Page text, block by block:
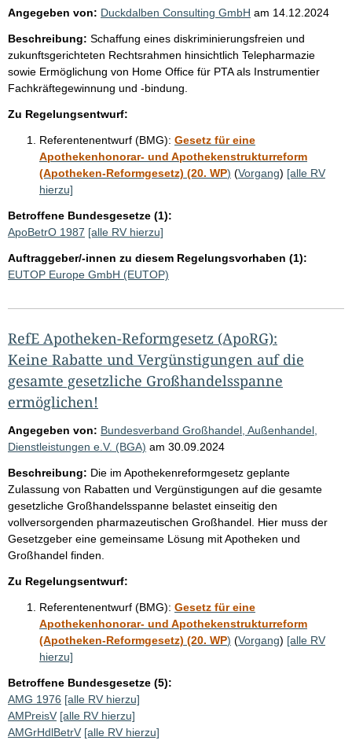
Angegeben von: Duckdalben Consulting GmbH am 14.12.2024
Beschreibung: Schaffung eines diskriminierungsfreien und
zukunftsgerichteten Rechtsrahmen hinsichtlich Telepharmazie
sowie Ermöglichung von Home Office für PTA als Instrumentier
Fachkräftegewinnung und -bindung.
Zu Regelungsentwurf:
Referentenentwurf (BMG): Gesetz für eine
Apothekenhonorar- und Apothekenstrukturreform
(Apotheken-Reformgesetz) (20. WP) (Vorgang) [alle RV
hierzu]
Betroffene Bundesgesetze (1):
ApoBetrO 1987 [alle RV hierzu]
Auftraggeber/-innen zu diesem Regelungsvorhaben (1):
EUTOP Europe GmbH (EUTOP)
RefE Apotheken-Reformgesetz (ApoRG):
Keine Rabatte und Vergünstigungen auf die
gesamte gesetzliche Großhandelsspanne
ermöglichen!
Angegeben von: Bundesverband Großhandel, Außenhandel,
Dienstleistungen e.V. (BGA) am 30.09.2024
Beschreibung: Die im Apothekenreformgesetz geplante
Zulassung von Rabatten und Vergünstigungen auf die gesamte
gesetzliche Großhandelsspanne belastet einseitig den
vollversorgenden pharmazeutischen Großhandel. Hier muss der
Gesetzgeber eine gemeinsame Lösung mit Apotheken und
Großhandel finden.
Zu Regelungsentwurf:
Referentenentwurf (BMG): Gesetz für eine
Apothekenhonorar- und Apothekenstrukturreform
(Apotheken-Reformgesetz) (20. WP) (Vorgang) [alle RV
hierzu]
Betroffene Bundesgesetze (5):
AMG 1976 [alle RV hierzu]
AMPreisV [alle RV hierzu]
AMGrHdlBetrV [alle RV hierzu]